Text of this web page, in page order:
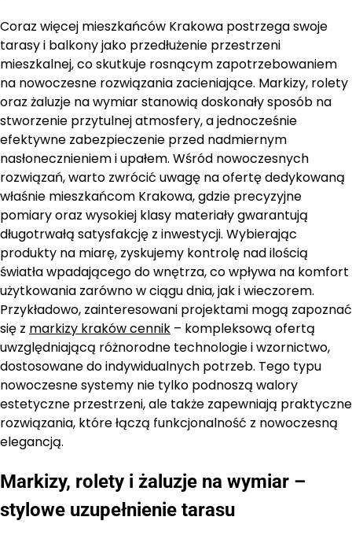
Coraz więcej mieszkańców Krakowa postrzega swoje
tarasy i balkony jako przedłużenie przestrzeni
mieszkalnej, co skutkuje rosnącym zapotrzebowaniem
na nowoczesne rozwiązania zacieniające. Markizy, rolety
oraz żaluzje na wymiar stanowią doskonały sposób na
stworzenie przytulnej atmosfery, a jednocześnie
efektywne zabezpieczenie przed nadmiernym
nasłonecznieniem i upałem. Wśród nowoczesnych
rozwiązań, warto zwrócić uwagę na ofertę dedykowaną
właśnie mieszkańcom Krakowa, gdzie precyzyjne
pomiary oraz wysokiej klasy materiały gwarantują
długotrwałą satysfakcję z inwestycji. Wybierając
produkty na miarę, zyskujemy kontrolę nad ilością
światła wpadającego do wnętrza, co wpływa na komfort
użytkowania zarówno w ciągu dnia, jak i wieczorem.
Przykładowo, zainteresowani projektami mogą zapoznać
się z markizy kraków cennik – kompleksową ofertą
uwzględniającą różnorodne technologie i wzornictwo,
dostosowane do indywidualnych potrzeb. Tego typu
nowoczesne systemy nie tylko podnoszą walory
estetyczne przestrzeni, ale także zapewniają praktyczne
rozwiązania, które łączą funkcjonalność z nowoczesną
elegancją.
Markizy, rolety i żaluzje na wymiar –
stylowe uzupełnienie tarasu